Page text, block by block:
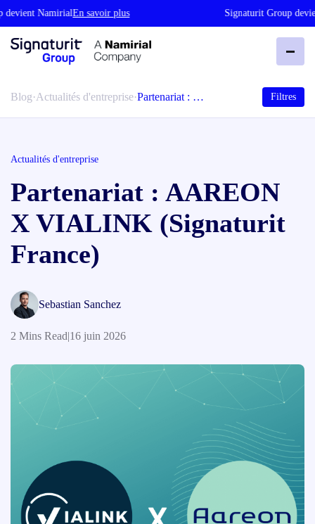
NamirialEn savoir plus Signaturit Group
Blog·Actualités d'entreprise·Partenariat : … Filtres
Actualités d'entreprise
Partenariat : AAREON
X VIALINK (Signaturit
France)
Sebastian Sanchez
2 Mins Read|16 juin 2026